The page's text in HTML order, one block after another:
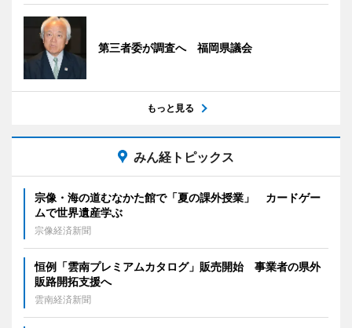
第三者委が調査へ 福岡県議会
もっと見る
みん経トピックス
宗像・海の道むなかた館で「夏の課外授業」 カードゲー
ムで世界遺産学ぶ
宗像経済新聞
恒例「雲南プレミアムカタログ」販売開始 事業者の県外
販路開拓支援へ
雲南経済新聞